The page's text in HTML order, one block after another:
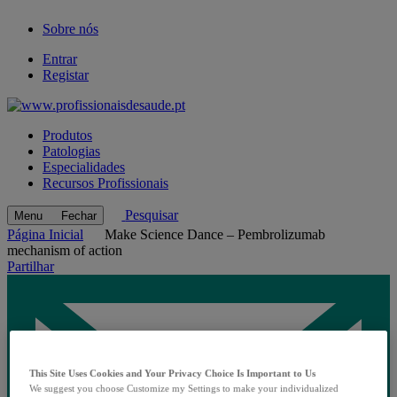
Sobre nós
Entrar
Registar
Produtos
Patologias
Especialidades
Recursos Profissionais
Menu Fechar
Pesquisar
Página Inicial
Make Science Dance – Pembrolizumab
mechanism of action
Partilhar
This Site Uses Cookies and Your Privacy Choice Is Important to Us
We suggest you choose Customize my Settings to make your individualized